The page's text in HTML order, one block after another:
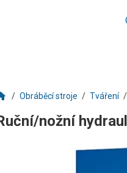
Obráběcí stroje Tváření
nožní